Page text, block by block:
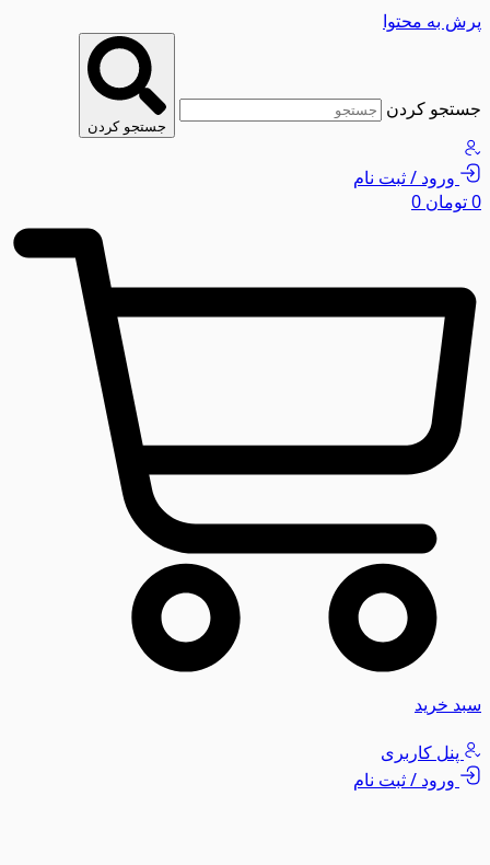
پرش به محتوا
جستجو کردن
جستجو کردن
ورود / ثبت نام
0تومان 0
سبد خرید
پنل کاربری
ورود / ثبت نام